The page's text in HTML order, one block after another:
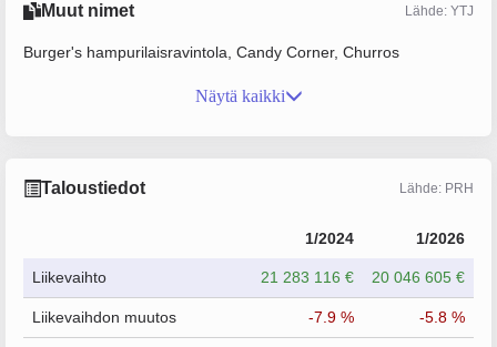
Muut nimet Lähde: YTJ
Burger's hampurilaisravintola, Candy Corner, Churros
Näytä kaikki
Taloustiedot Lähde: PRH
1/2024 1/2026
Liikevaihto 21 283 116 € 20 046 605 €
Liikevaihdon muutos -7.9 % -5.8 %